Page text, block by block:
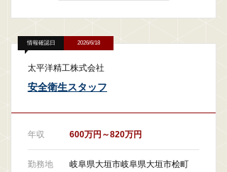
情報確認日 2026/6/18
太平洋精工株式会社
安全衛生スタッフ
年収 600万円～820万円
勤務地
岐阜県大垣市岐阜県大垣市桧町